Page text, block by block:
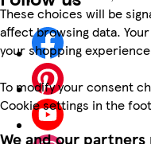
These choices will be
affect browsing data.
your shopping
To modify your consent
Cookie settings in the
We and our